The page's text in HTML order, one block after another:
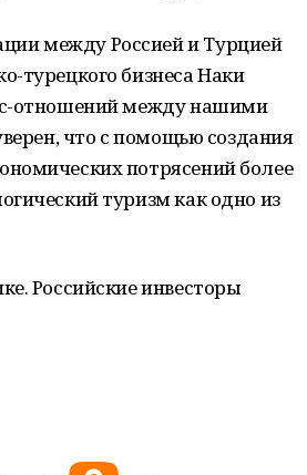
между Россией и Турцией
турецкого бизнеса Наки
отношений между нашими
что с помощью создания
потрясений более
туризм как одно из
Российские инвесторы